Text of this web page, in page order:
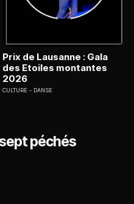
Prix de Lausanne : Gala
des Etoiles montantes
2026
CULTURE DANSE
péchés